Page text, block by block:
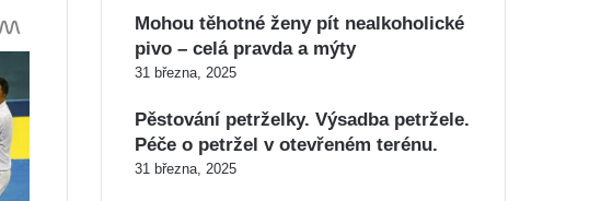
Mohou těhotné ženy pít nealkoholické
pivo – celá pravda a mýty
31 března, 2025
Pěstování petrželky. Výsadba petržele.
Péče o petržel v otevřeném terénu.
31 března, 2025